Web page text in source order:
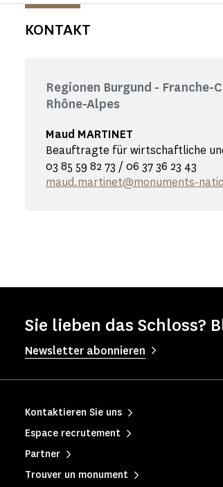
KONTAKT
Regionen Burgund - Franche-
Rhône-Alpes
Maud MARTINET
Beauftragte für wirtschaftliche
03 85 59 82 73 / 06 37 36 23 43
maud.martinet@monuments-
Sie lieben das Schloss?
Newsletter abonnieren
Kontaktieren Sie uns
Espace recrutement
Partner
Trouver un monument